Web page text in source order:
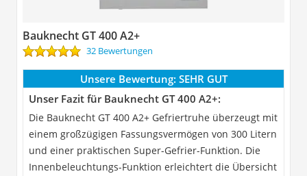
Bauknecht GT 400 A2+
32 Bewertungen
Unsere Bewertung: SEHR GUT
Unser Fazit für Bauknecht GT 400 A2+:
Die Bauknecht GT 400 A2+ Gefriertruhe überzeugt mit
einem großzügigen Fassungsvermögen von 300 Litern
und einer praktischen Super-Gefrier-Funktion. Die
Innenbeleuchtungs-Funktion erleichtert die Übersicht